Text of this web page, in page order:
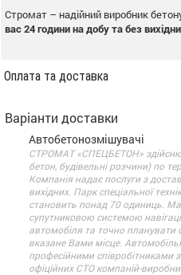
Стромат – надійний виробник
вас 24 години на добу та без
Оплата та доставка
Варіанти доставки
Автобетонозмішувачі
СТРОМАТ «СПЕЦБЕТОН» здійснює
бетон, будівельні розчини) по
Компанія надає послуги з
вихідних. Парк спеціальної
становить понад 70 одиниць.
супутниковою системою
автомобіля та точно планувати
вказане Вами місце.
професійними співробітниками
офіційних СТО компаній-